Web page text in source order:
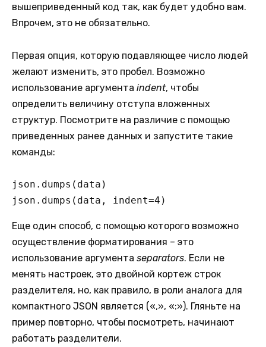
вышеприведенный код так, как будет удобно вам.
Впрочем, это не обязательно.
Первая опция, которую подавляющее число людей
желают изменить, это пробел. Возможно
использование аргумента indent, чтобы
определить величину отступа вложенных
структур. Посмотрите на различие с помощью
приведенных ранее данных и запустите такие
команды:
json.dumps(data)
json.dumps(data, indent=4)
Еще один способ, с помощью которого возможно
осуществление форматирования – это
использование аргумента separators. Если не
менять настроек, это двойной кортеж строк
разделителя, но, как правило, в роли аналога для
компактного JSON является («,», «:»). Гляньте на
пример повторно, чтобы посмотреть, начинают
работать разделители.